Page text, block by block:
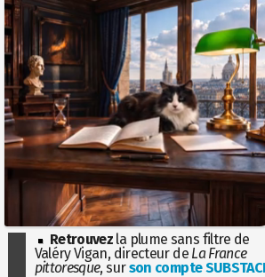
Retrouvez la plume sans filtre de
Valéry Vigan, directeur de La France
pittoresque, surson compte